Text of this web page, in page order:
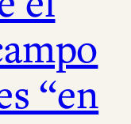
“en